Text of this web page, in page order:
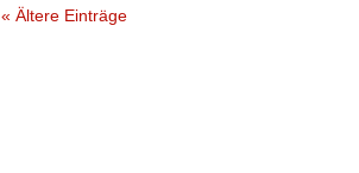
« Ältere Einträge